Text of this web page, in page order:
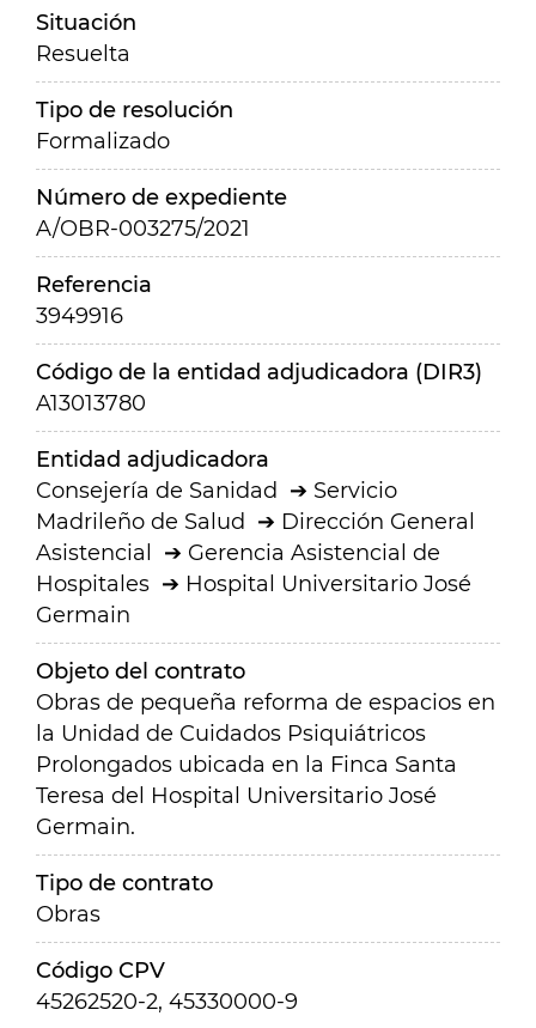
Situación
Resuelta
Tipo de resolución
Formalizado
Número de expediente
A/OBR-003275/2021
Referencia
3949916
Código de la entidad adjudicadora (DIR3)
A13013780
Entidad adjudicadora
Consejería de Sanidad
Servicio
Madrileño de Salud
Dirección General
Asistencial
Gerencia Asistencial de
Hospitales
Hospital Universitario José
Germain
Objeto del contrato
Obras de pequeña reforma de espacios en
la Unidad de Cuidados Psiquiátricos
Prolongados ubicada en la Finca Santa
Teresa del Hospital Universitario José
Germain.
Tipo de contrato
Obras
Código CPV
45262520-2, 45330000-9